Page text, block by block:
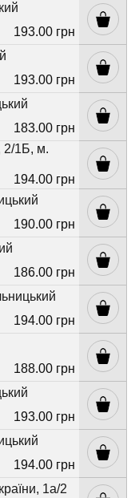
193.00 грн
193.00 грн
183.00 грн
2/1Б, м.
194.00 грн
190.00 грн
186.00 грн
194.00 грн
188.00 грн
193.00 грн
194.00 грн
1а/2